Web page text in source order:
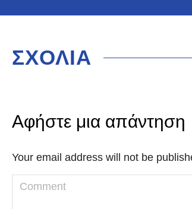
ΣΧΟΛΙΑ
Αφήστε μια απάντηση
Your email address will not be
Comment